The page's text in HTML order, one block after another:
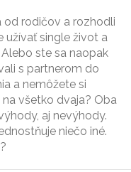
od rodičov a rozhodli
užívať single život a
ste sa naopak
s partnerom do
a nemôžete si
všetko dvaja? Oba
aj nevýhody.
niečo iné.